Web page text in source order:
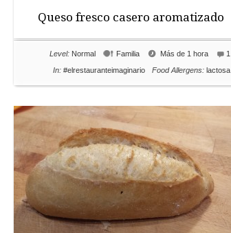
Queso fresco casero aromatizado
1
Más de 1 hora
Familia
Level: Normal
Food Allergens: lactosa
In: #elrestauranteimaginario